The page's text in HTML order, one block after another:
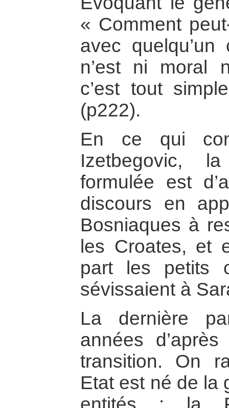
« Comment
avec
n’est ni moral
c’est tout
(p222).
En ce qui
Izetbegovic,
formulée est
discours en
Bosniaques à
les Croates, et
part les petits
sévissaient à
La dernière
années
transition. On
Etat est né de la